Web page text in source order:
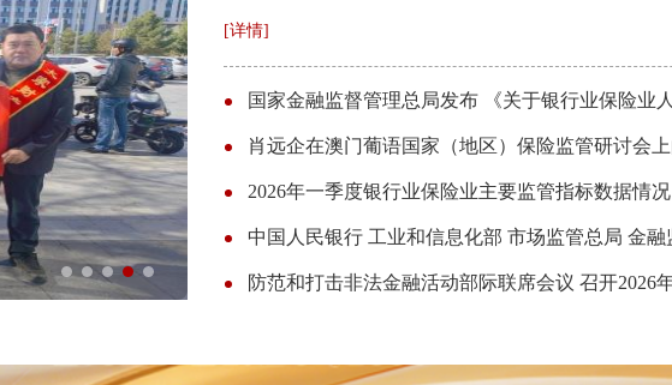
[详情]
2026年一季度银行业保险业主要监管指标数据情况